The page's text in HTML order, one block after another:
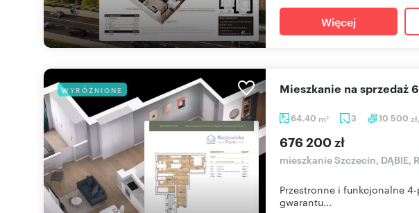
Więcej
WYRÓŻNIONE
64,40 m2 3 10 500
mieszkanie na sprzedaż
676 200 zł
mieszkanie Szczecin, DĄBIE,
Przestronne i funkcjonalne
gwarantu...